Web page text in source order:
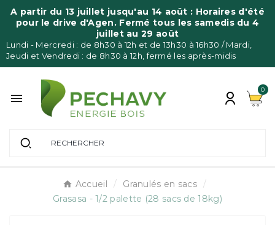
Panneau de gestion des cookies
A partir du 13 juillet jusqu'au 14 août : Horaires d'été
pour le drive d'Agen. Fermé tous les samedis du 4
juillet au 29 août
Lundi - Mercredi : de 8h30 à 12h et de 13h30 à 16h30 / Mardi,
Jeudi et Vendredi : de 8h30 à 12h, fermé les après-midis

0
Accueil
Granulés en sacs
Grasasa - 1/2 palette (28 sacs de 18kg)